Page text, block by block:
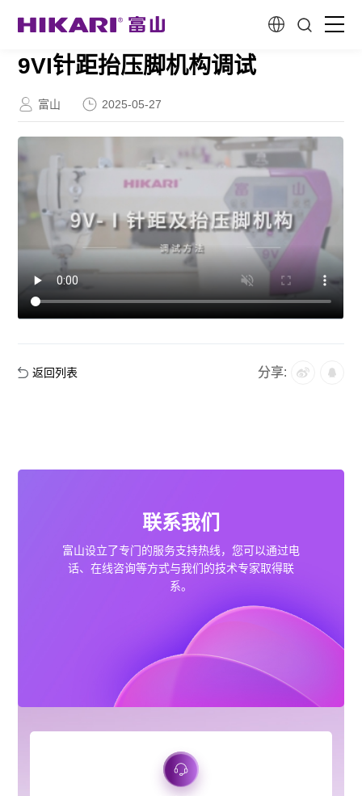
首页
新一代智能产品
创造性研发
关于我们
客户故事
服务与支持
联系我们
9VI针距抬压脚机构调试
富山 2025-05-27
返回列表 分享:
联系我们
富山设立了专门的服务支持热线，您可以通过电
话、在线咨询等方式与我们的技术专家取得联
系。